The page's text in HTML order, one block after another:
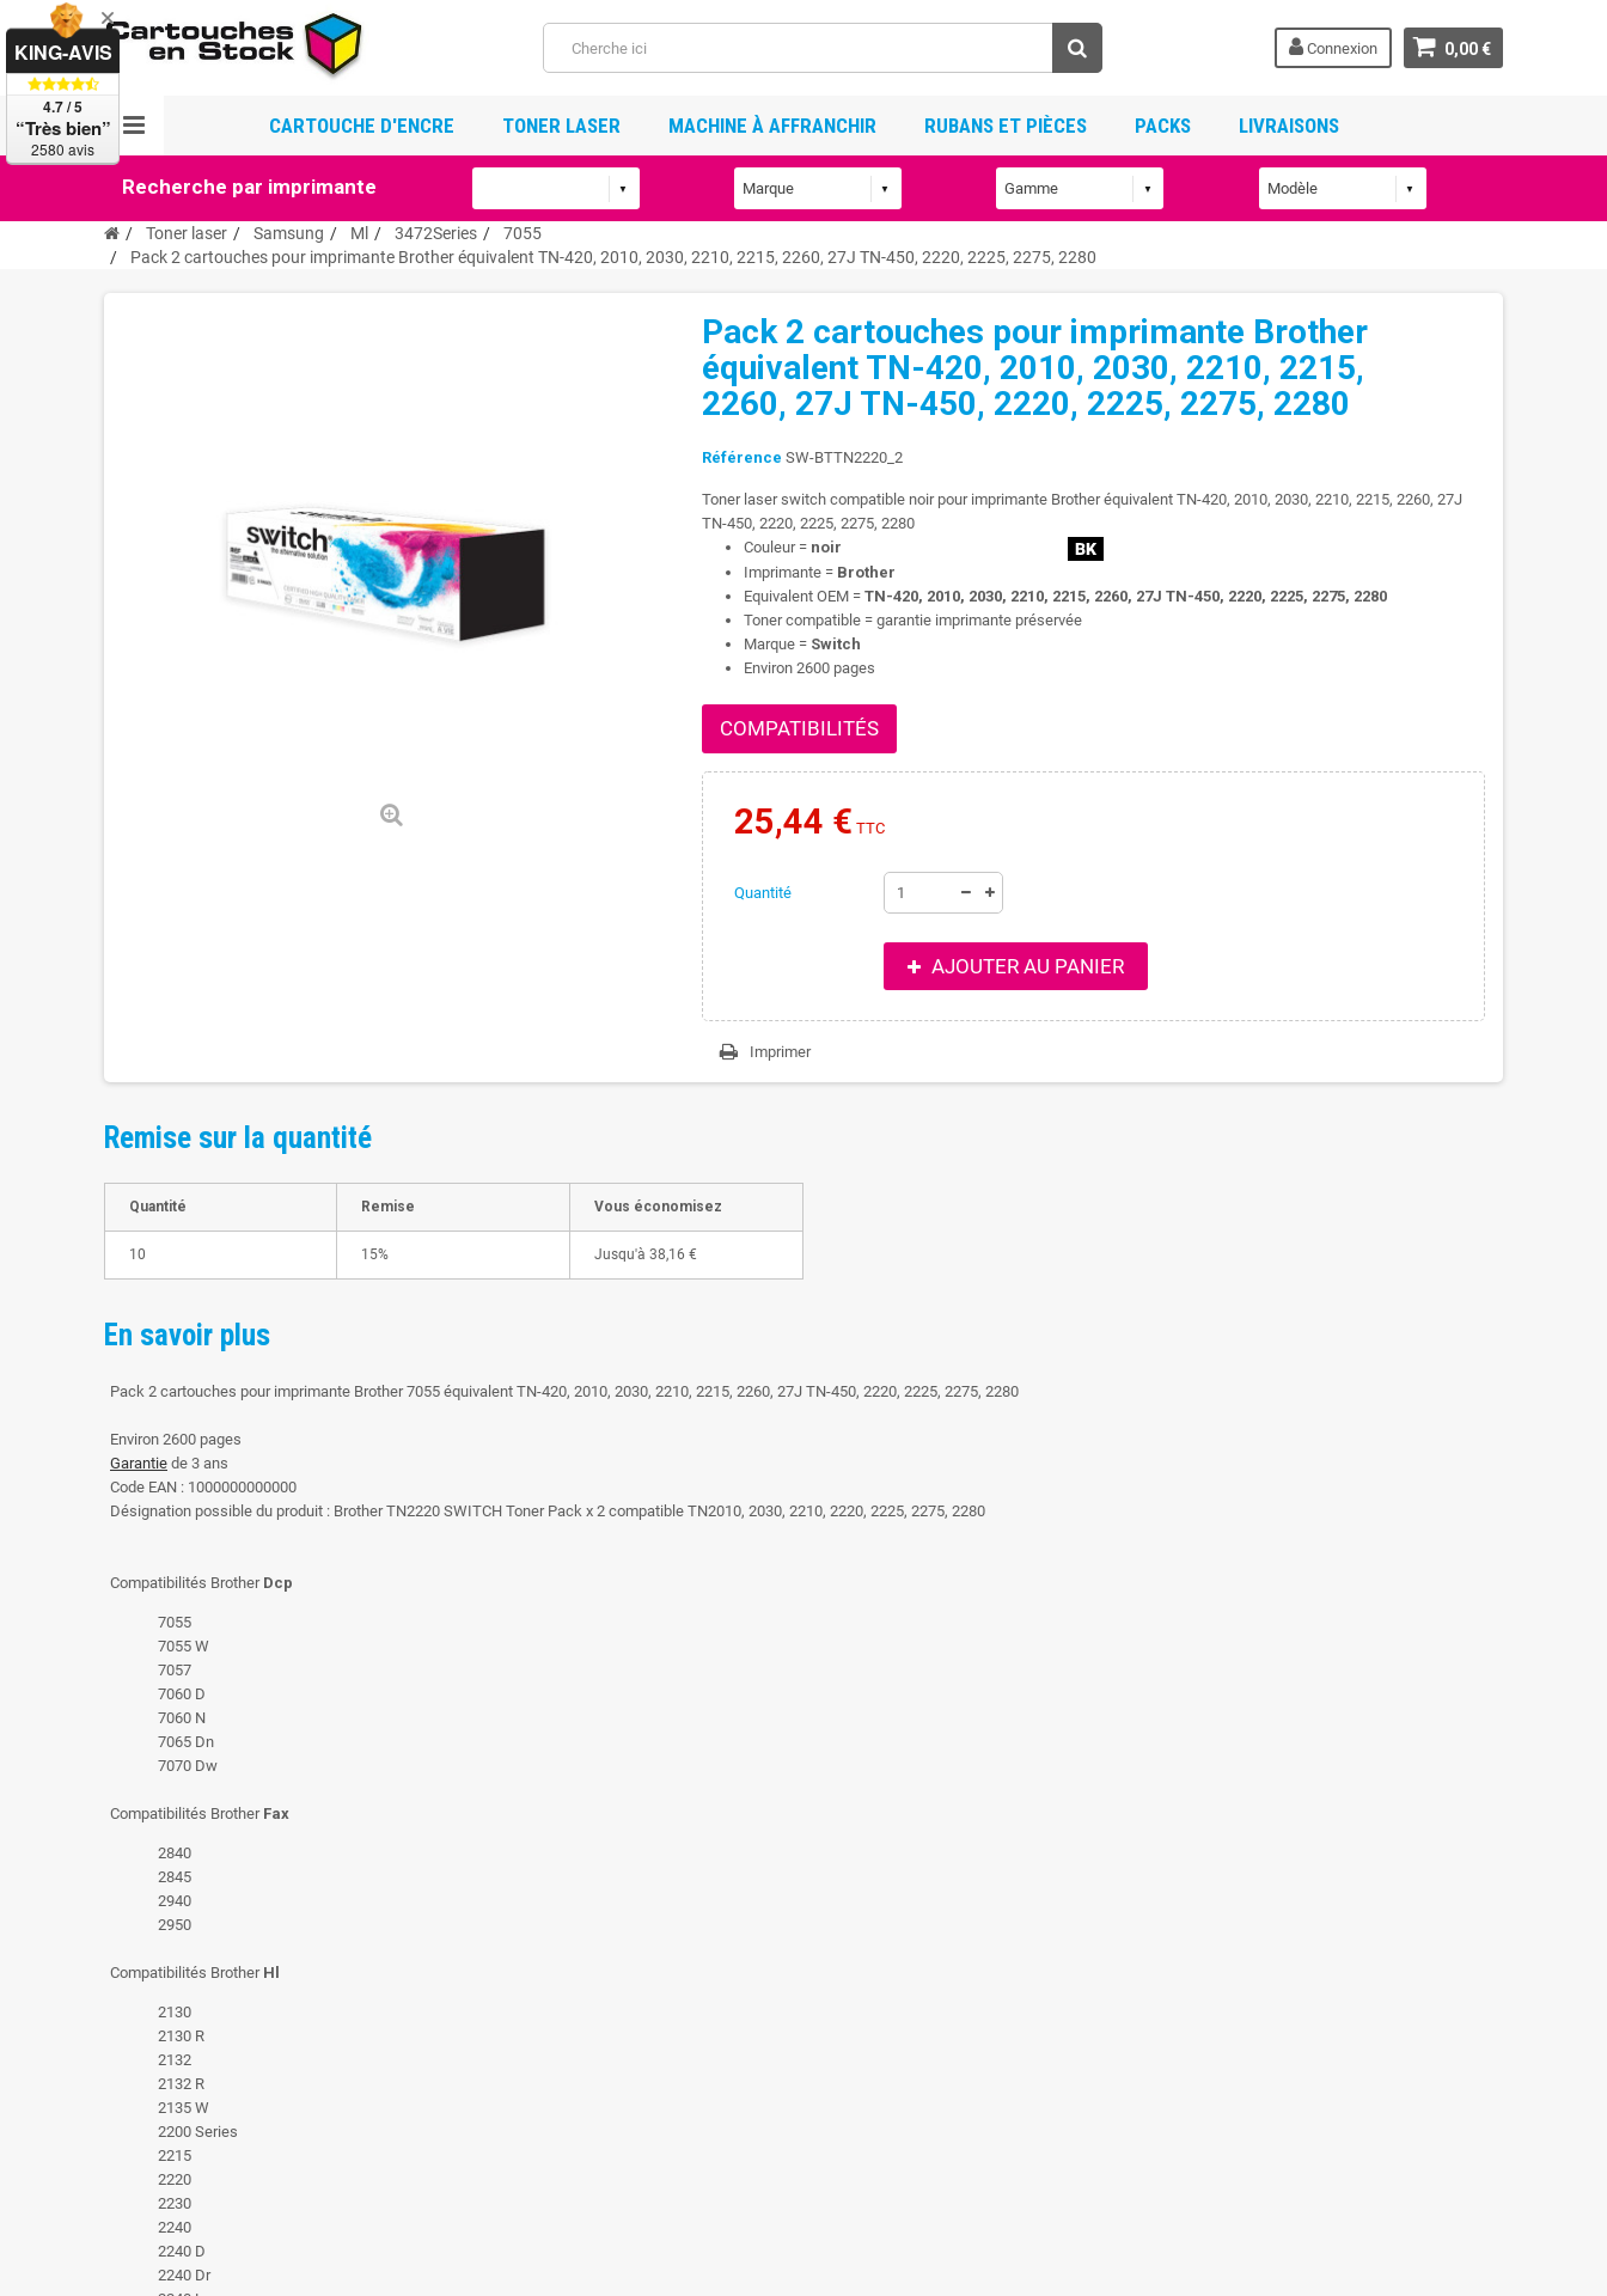
0,00 €
Connexion
CARTOUCHE D'ENCRE TONER LASER MACHINE À AFFRANCHIR RUBANS ET PIÈCES PACKS LIVRAISONS
Recherche par imprimante
Toner laser Samsung Ml 3472Series
7055
Pack 2 cartouches pour imprimante Brother équivalent TN-420, 2010, 2030, 2210, 2215, 2260, 27J TN-450, 2220, 2225, 2275, 2280
Pack 2 cartouches pour imprimante Brother
équivalent TN-420, 2010, 2030, 2210, 2215,
2260, 27J TN-450, 2220, 2225, 2275, 2280
Référence SW-BTTN2220_2
Toner laser switch compatible noir pour imprimante Brother équivalent TN-420, 2010, 2030, 2210, 2215, 2260, 27J
TN-450, 2220, 2225, 2275, 2280
Couleur = noir
Imprimante = Brother
Equivalent OEM = TN-420, 2010, 2030, 2210, 2215, 2260, 27J TN-450, 2220, 2225, 2275, 2280
Toner compatible = garantie imprimante préservée
Marque = Switch
Environ 2600 pages
COMPATIBILITÉS
25,44 € TTC
Quantité
AJOUTER AU PANIER
Imprimer
Remise sur la quantité
Quantité Remise Vous économisez
10 15% Jusqu'à 38,16 €
En savoir plus
Pack 2 cartouches pour imprimante Brother 7055 équivalent TN-420, 2010, 2030, 2210, 2215, 2260, 27J TN-450, 2220, 2225, 2275, 2280
Environ 2600 pages
Garantie de 3 ans
Code EAN : 1000000000000
Désignation possible du produit : Brother TN2220 SWITCH Toner Pack x 2 compatible TN2010, 2030, 2210, 2220, 2225, 2275, 2280
Compatibilités Brother Dcp
7055
7055 W
7057
7060 D
7060 N
7065 Dn
7070 Dw
Compatibilités Brother Fax
2840
2845
2940
2950
Compatibilités Brother Hl
2130
2130 R
2132
2132 R
2135 W
2200 Series
2215
2220
2230
2240
2240 D
2240 Dr
KING-AVIS
4.7 / 5
“Très bien”
2580 avis